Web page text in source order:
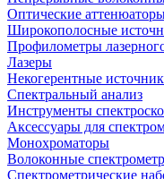
Оптические
Широкополосные
Профилометры
Лазеры
Некогерентные
Спектральный анализ
Инструменты
Аксессуары для
Монохроматоры
Волоконные
Спектрометрические